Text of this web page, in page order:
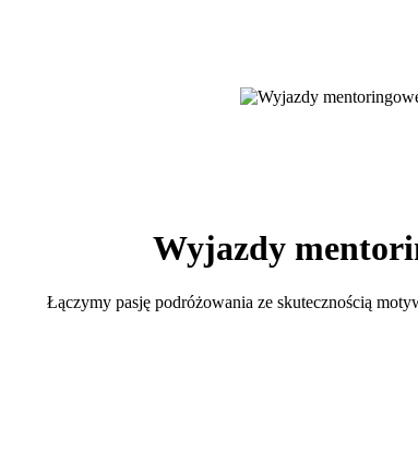
Wyjazdy
Łączymy pasję podróżowania ze skutecznością